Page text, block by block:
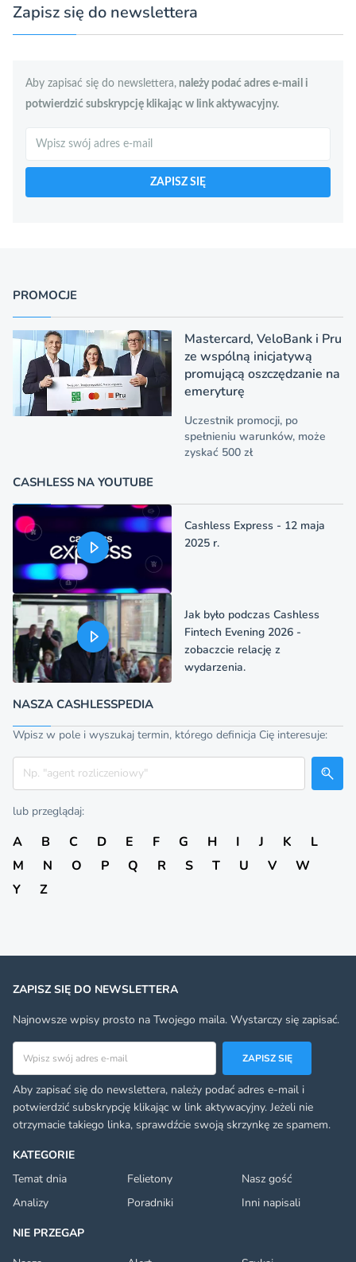
Zapisz się do newslettera
Aby zapisać się do newslettera, należy podać adres e-mail i
potwierdzić subskrypcję klikając w link aktywacyjny.
ZAPISZ SIĘ
PROMOCJE
Mastercard, VeloBank i Pru
ze wspólną inicjatywą
promującą oszczędzanie na
emeryturę
Uczestnik promocji, po
spełnieniu warunków, może
zyskać 500 zł
CASHLESS NA YOUTUBE
Cashless Express - 12 maja
2025 r.
Jak było podczas Cashless
Fintech Evening 2026 -
zobaczcie relację z
wydarzenia.
NASZA CASHLESSPEDIA
Wpisz w pole i wyszukaj termin, którego definicja Cię interesuje:
Szukaj
lub przeglądaj:
A B C D E F G H I J K
L
M
N O P Q R S T U V
W
Y
Z
KATEGORIE
Temat dnia
Felietony
Nasz gość
Analizy
Poradniki
Inni napisali
NIE PRZEGAP
ZAPISZ SIĘ DO NEWSLETTERA
Najnowsze wpisy prosto na Twojego maila. Wystarczy się zapisać.
Adres email
ZAPISZ SIĘ
Aby zapisać się do newslettera, należy podać adres e-mail i
potwierdzić subskrypcję klikając w link aktywacyjny. Jeżeli nie
otrzymacie takiego linka, sprawdźcie swoją skrzynkę ze spamem.